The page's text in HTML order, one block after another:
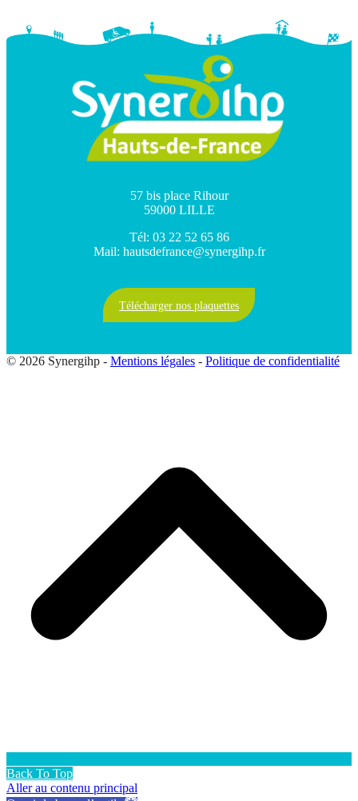
57 bis place Rihour
59000 LILLE
Tél: 03 22 52 65 86
Mail: hautsdefrance@synergihp.fr
Télécharger nos plaquettes
© 2026 Synergihp - Mentions légales - Politique de confidentialité
Back To Top
Aller au contenu principal